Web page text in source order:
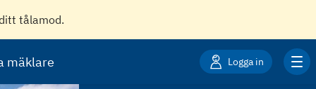
tålamod.
mäklare Logga in